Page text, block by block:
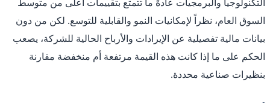
التكنولوجيا والبرمجيات عادةً ما تتمتع بتقييمات أعلى من متوسط
السوق العام، نظراً لإمكانيات النمو والقابلية للتوسع. لكن من دون
بيانات مالية تفصيلية عن الإيرادات والأرباح الحالية للشركة، يصعب
الحكم على ما إذا كانت هذه القيمة مرتفعة أم منخفضة مقارنة
بنظيرات صناعية محددة.